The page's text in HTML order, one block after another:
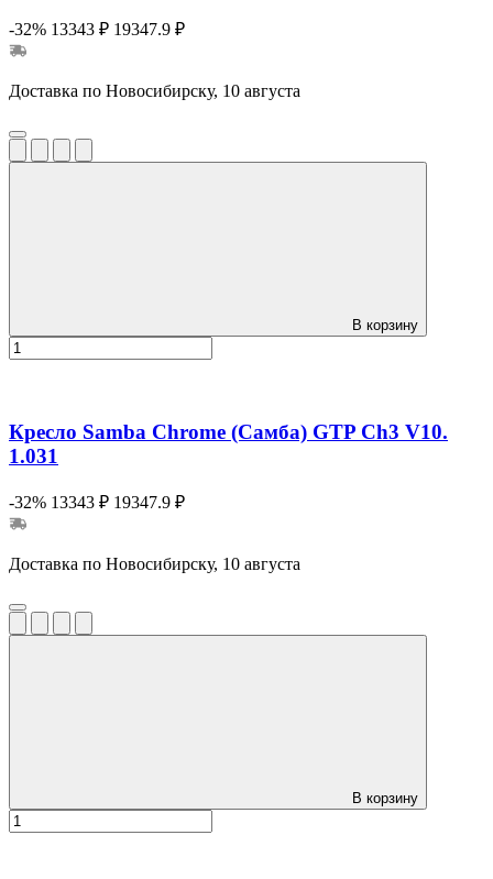
-32% 13343 ₽ 19347.9 ₽
Доставка по Новосибирску, 10 августа
В корзину
Кресло Samba Chrome (Самба) GTP Ch3 V10.
1.031
-32% 13343 ₽ 19347.9 ₽
Доставка по Новосибирску, 10 августа
В корзину